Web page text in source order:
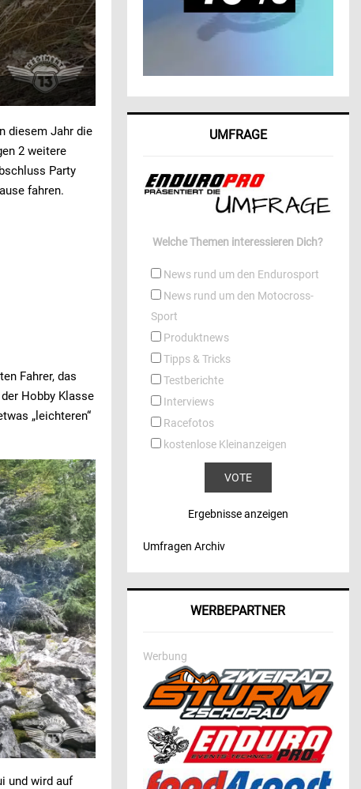
diesem Jahr die
2 weitere
Party
fahren.
Fahrer, das
Hobby Klasse
„leichteren“
und wird auf
UMFRAGE
Welche Themen interessieren Dich?
News rund um den Endurosport
News rund um den Motocross-
Sport
Produktnews
Tipps & Tricks
Testberichte
Interviews
Racefotos
kostenlose Kleinanzeigen
Ergebnisse anzeigen
Umfragen Archiv
WERBEPARTNER
Werbung